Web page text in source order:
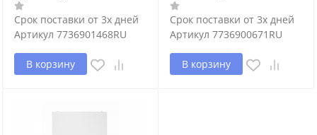
Срок поставки от 3х дней
Артикул 7736901468RU
В корзину
Срок поставки от 3х дней
Артикул 7736900671RU
В корзину